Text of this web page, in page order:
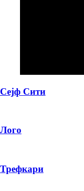
Сејф Сити
Лого
Трефкари